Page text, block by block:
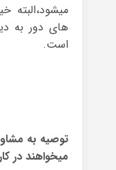
میشود،البته
های دور به
است.
توصیه به
میخواهند در